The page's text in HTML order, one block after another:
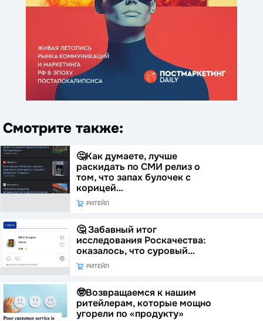
Смотрите также:
🤔Как думаете, лучше
раскидать по СМИ релиз о
том, что запах булочек с
корицей…
РИТЕЙЛ
🤔 Забавный итог
исследования Роскачества:
оказалось, что суровый…
РИТЕЙЛ
🤓Возвращаемся к нашим
ритейлерам, которые мощно
угорели по «продукту»